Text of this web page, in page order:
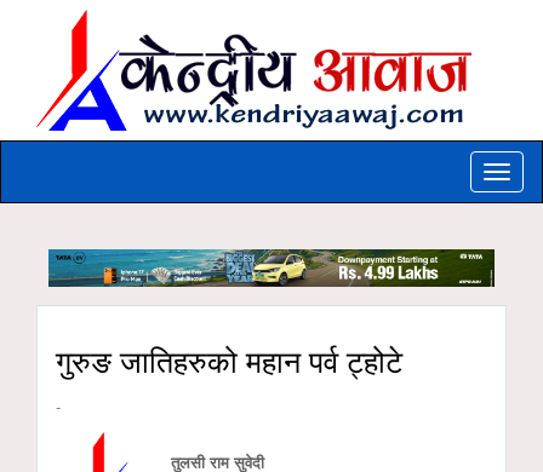
Toggle
गुरुङ जातिहरुको महान पर्व ट्होटे
-
तुलसी राम सुवेदी